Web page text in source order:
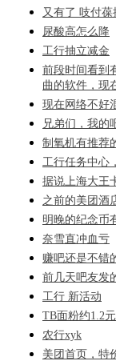
又有了 吱付葆
尿酸高怎么降
工行抽立减金
前段时间看到
曲的软件，现
现在网络不好
兄弟们，我的
制氧机有推荐
工行任务中心
据说上海大王
之前的美团酒
明晚的纪念币
奈雪直冲血亏
赚吧还是不错
前几天吧友发
工行 新活动
TB面粉约1.2
农行xyk
美团首页，特